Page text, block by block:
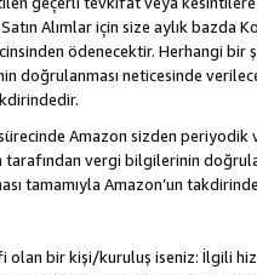
Alımlar için size aylık
ödenecektir. Herhangi
doğrulanması neticesinde
sürecinde Amazon sizden
vergi bilgilerinin
tamamıyla Amazon’un
olan bir kişi/kuruluş iseniz: İlgili